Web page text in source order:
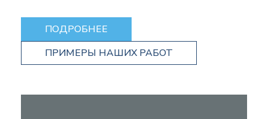
ПОДРОБНЕЕ
ПРИМЕРЫ НАШИХ РАБОТ